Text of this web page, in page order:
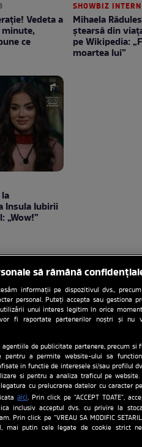
Vedeta a
ce
SHOWBIZ INTERN
Mihaela
ștearsă din
pe Wikipedia:
moartea lui”
Insula Iubirii
„Wow!”
de cookies Gestionați
Program Antena 1
Site-uri Antena Group
a1.ro
observatornews.ro
să rămână
informații pe dispozitivul dvs.,
personal. Puteți accepta sau gestiona
unui interes legitim în orice
fi raportate partenerilor noștri și nu
de publicitate partenere, precum si
a permite website-ului sa
in functie de interesele si/sau profilul
si pentru a analiza traficul pe
cu prelucrarea datelor cu caracter
aici. Prin click pe “ACCEPT TOATE”,
inclusiv acceptul dvs. cu privire la
click pe “VREAU SA MODIFIC
mai putin cele legate de cookie strict